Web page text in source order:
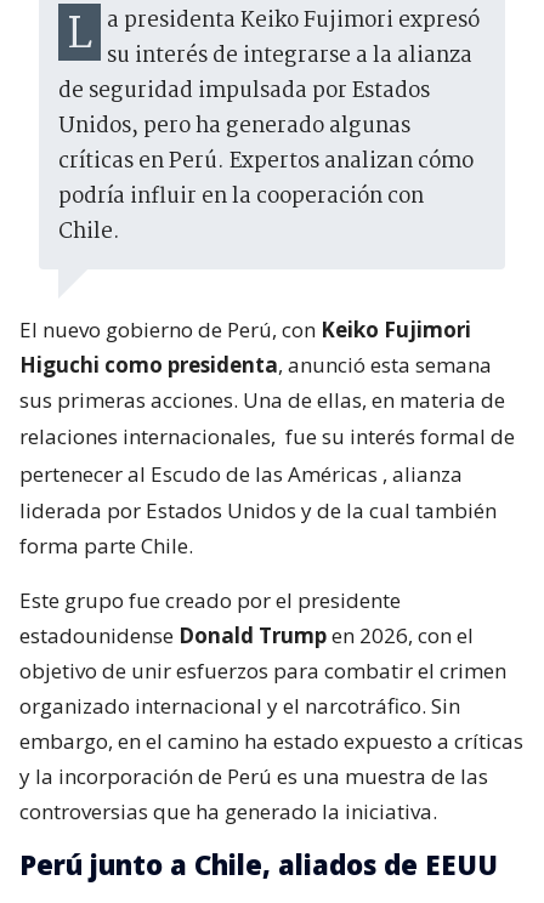
La presidenta Keiko Fujimori expresó su interés de integrarse a la alianza
de seguridad impulsada por Estados
Unidos, pero ha generado algunas
críticas en Perú. Expertos analizan cómo
podría influir en la cooperación con
Chile.
El nuevo gobierno de Perú, con Keiko Fujimori
Higuchi como presidenta, anunció esta semana
sus primeras acciones. Una de ellas, en materia de
relaciones internacionales, fue su interés formal de
pertenecer al Escudo de las Américas , alianza
liderada por Estados Unidos y de la cual también
forma parte Chile.
Este grupo fue creado por el presidente
estadounidense Donald Trumpen 2026, con el
objetivo de unir esfuerzos para combatir el crimen
organizado internacional y el narcotráfico. Sin
embargo, en el camino ha estado expuesto a críticas
y la incorporación de Perú es una muestra de las
controversias que ha generado la iniciativa.
Perú junto a Chile, aliados de EEUU